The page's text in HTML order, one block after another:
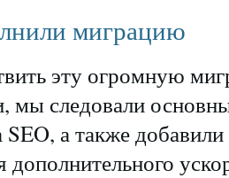
миграцию
эту огромную
мы следовали
а также
дополнительного